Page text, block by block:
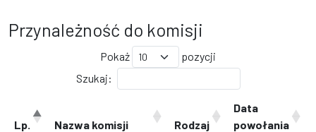
Przynależność do komisji
Pokaż
pozycji
Szukaj:
Lp. Nazwa komisji Rodzaj
Data
powołania